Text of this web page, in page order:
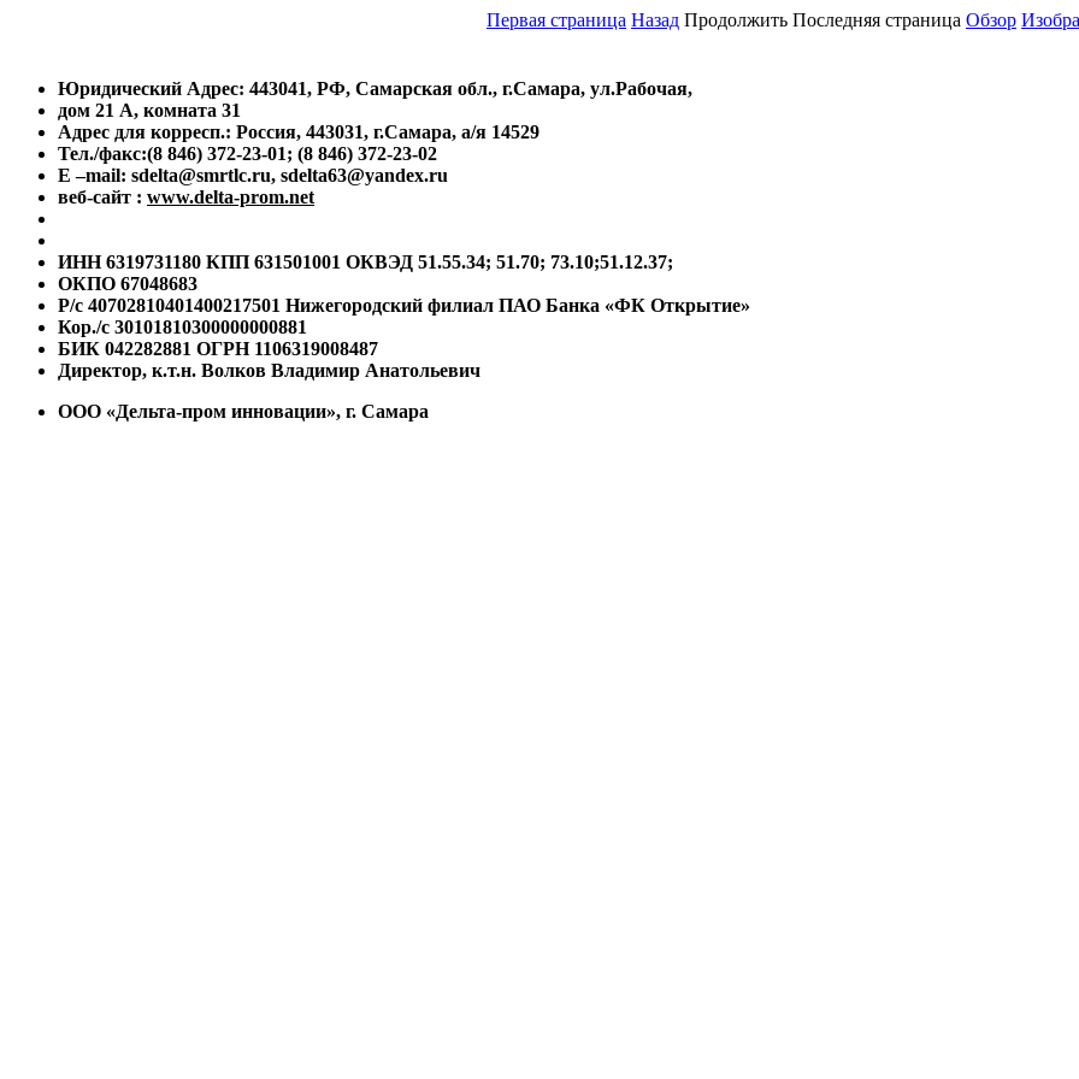
Первая страница Назад Продолжить Последняя страница Обзор
Юридический Адрес: 443041, РФ, Самарская обл., г.Самара, ул.Рабочая,
дом 21 А, комната 31
Адрес для корресп.: Россия, 443031, г.Самара, а/я 14529
Тел./факс:(8 846) 372-23-01; (8 846) 372-23-02
E –mail: sdelta@smrtlc.ru, sdelta63@yandex.ru
веб-сайт : www.delta-prom.net
ИНН 6319731180 КПП 631501001 ОКВЭД 51.55.34; 51.70; 73.10;51.12.37;
ОКПО 67048683
Р/с 40702810401400217501 Нижегородский филиал ПАО Банка «ФК Открытие»
Кор./с 30101810300000000881
БИК 042282881 ОГРН 1106319008487
Директор, к.т.н. Волков Владимир Анатольевич
ООО «Дельта-пром инновации», г. Самара